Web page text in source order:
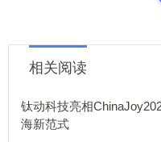
相关阅读
钛动科技亮相
海新范式